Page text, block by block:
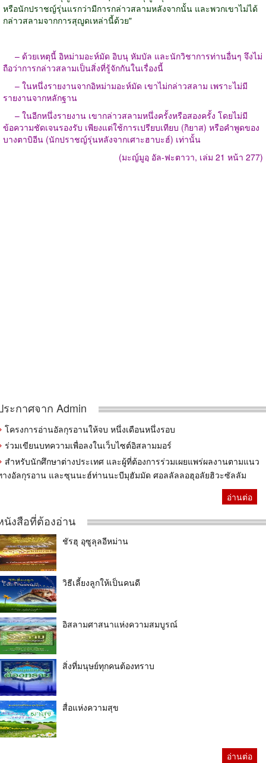
หรือนักปราชญ์รุ่นแรกว่ามีการกล่าวสลามหลังจากนั้น และพวกเขาไม่ได้
กล่าวสลามจากการสุญูดเหล่านี้ด้วย"
– ด้วยเหตุนี้ อิหม่ามอะห์มัด อิบนุ หัมบัล และนักวิชาการท่านอื่นๆ จึงไม่
ถือว่าการกล่าวสลามเป็นสิ่งที่รู้จักกันในเรื่องนี้
– ในหนึ่งรายงานจากอิหม่ามอะห์มัด เขาไม่กล่าวสลาม เพราะไม่มี
รายงานจากหลักฐาน
– ในอีกหนึ่งรายงาน เขากล่าวสลามหนึ่งครั้งหรือสองครั้ง โดยไม่มี
ข้อความชัดเจนรองรับ เพียงแต่ใช้การเปรียบเทียบ (กิยาส) หรือคำพูดของ
บางตาบิอีน (นักปราชญ์รุ่นหลังจากเศาะฮาบะฮ์) เท่านั้น
(มะญ์มูอฺ อัล-ฟะตาวา, เล่ม 21 หน้า 277)
ระกาศจาก Admin
โครงการอ่านอัลกุรอานให้จบ หนึ่งเดือนหนึ่งรอบ
ร่วมเขียนบทความเพื่อลงในเว็บไซต์อิสลามมอร์
สำหรับนักศึกษาต่างประเทศ และผู้ที่ต้องการร่วมเผยแพร่ผลงานตามแนว
างอัลกุรอาน และซุนนะฮ์ท่านนะบีมุฮัมมัด ศอลลัลลอฮุอลัยฮิวะซัลลัม
อ่านต่อ
นังสือที่ต้องอ่าน
ชัรฮุ อุซูลุลอีหม่าน
วิธีเลี้ยงลูกให้เป็นคนดี
อิสลามศาสนาแห่งความสมบูรณ์
สิ่งที่มนุษย์ทุกคนต้องทราบ
สื่อแห่งความสุข
อ่านต่อ